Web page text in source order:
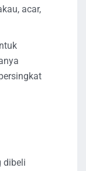
acar,
dibeli